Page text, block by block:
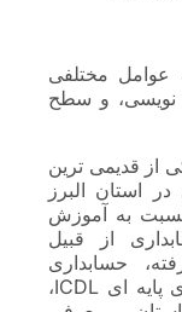
عوامل مختلفی
نویسی، و سطح
از قدیمی ترین
استان البرز
به آموزش
از قبیل
حسابداری
مخصوص معرفی به بازار کار، مهارتهای پایه ای ICDL،